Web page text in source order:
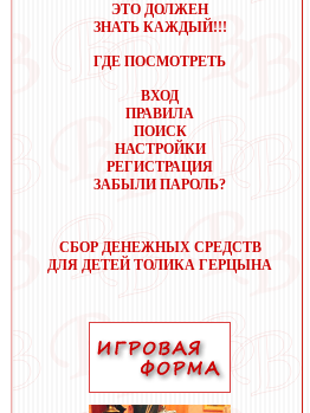
ЭТО ДОЛЖЕН
ЗНАТЬ КАЖДЫЙ!!!
ГДЕ ПОСМОТРЕТЬ
ВХОД
ПРАВИЛА
ПОИСК
НАСТРОЙКИ
РЕГИСТРАЦИЯ
ЗАБЫЛИ ПАРОЛЬ?
СБОР ДЕНЕЖНЫХ СРЕДСТВ
ДЛЯ ДЕТЕЙ ТОЛИКА ГЕРЦЫНА